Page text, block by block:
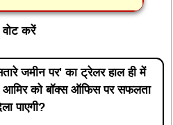
वोट करें
जमीन पर' का ट्रेलर हाल ही में
आमिर को बॉक्स ऑफिस पर सफलता
पाएगी?